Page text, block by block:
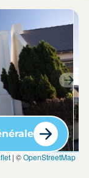
| ©OpenStreetMap